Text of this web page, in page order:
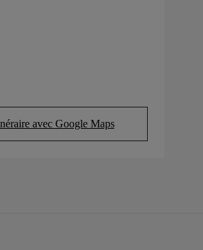
avec Google Maps
(Opens in new tab)